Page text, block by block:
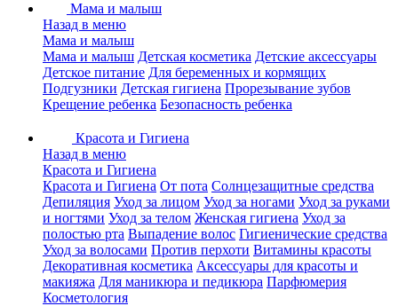
Мама и малыш
Назад в меню
Мама и малыш
Мама и малыш Детская косметика Детские аксессуары
Детское питание Для беременных и кормящих
Подгузники Детская гигиена Прорезывание зубов
Крещение ребенка Безопасность ребенка
Красота и Гигиена
Назад в меню
Красота и Гигиена
Красота и Гигиена От пота Солнцезащитные средства
Депиляция Уход за лицом Уход за ногами Уход за руками
и ногтями Уход за телом Женская гигиена Уход за
полостью рта Выпадение волос Гигиенические средства
Уход за волосами Против перхоти Витамины красоты
Декоративная косметика Аксессуары для красоты и
макияжа Для маникюра и педикюра Парфюмерия
Косметология